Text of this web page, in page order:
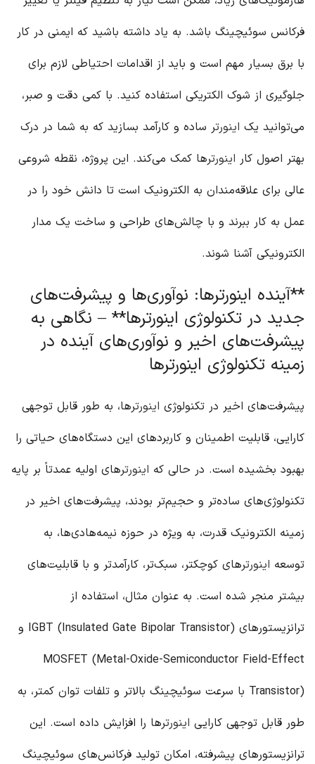
فرکانس سوئیچینگ باشد. به یاد داشته باشید که ایمنی در کار
با برق بسیار مهم است و باید از اقدامات احتیاطی لازم برای
جلوگیری از شوک الکتریکی استفاده کنید. با کمی دقت و صبر،
می‌توانید یک اینورتر ساده و کارآمد بسازید که به شما در درک
بهتر اصول کار اینورترها کمک می‌کند. این پروژه، نقطه شروعی
عالی برای علاقه‌مندان به الکترونیک است تا دانش خود را در
عمل به کار ببرند و با چالش‌های طراحی و ساخت یک مدار
الکترونیکی آشنا شوند.
**آینده اینورترها: نوآوری‌ها و پیشرفت‌های
جدید در تکنولوژی اینورترها** – نگاهی به
پیشرفت‌های اخیر و نوآوری‌های آینده در
زمینه تکنولوژی اینورترها
پیشرفت‌های اخیر در تکنولوژی اینورترها، به طور قابل توجهی
کارایی، قابلیت اطمینان و کاربردهای این دستگاه‌های حیاتی را
بهبود بخشیده است. در حالی که اینورترهای اولیه عمدتاً بر پایه
تکنولوژی‌های ساده‌تر و حجیم‌تر بودند، پیشرفت‌های اخیر در
زمینه الکترونیک قدرت، به ویژه در حوزه نیمه‌هادی‌ها، به
توسعه اینورترهای کوچکتر، سبک‌تر، کارآمدتر و با قابلیت‌های
بیشتر منجر شده است. به عنوان مثال، استفاده از
ترانزیستورهای IGBT (Insulated Gate Bipolar Transistor) و
MOSFET (Metal-Oxide-Semiconductor Field-Effect
Transistor) با سرعت سوئیچینگ بالاتر و تلفات توان کمتر، به
طور قابل توجهی کارایی اینورترها را افزایش داده است. این
ترانزیستورهای پیشرفته، امکان تولید فرکانس‌های سوئیچینگ